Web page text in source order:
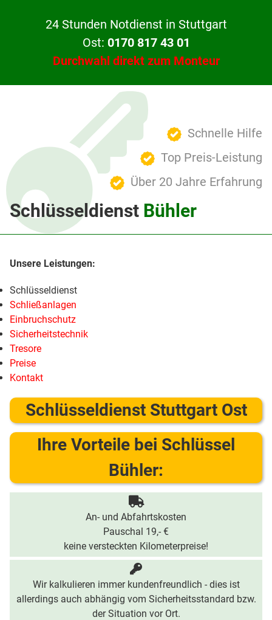
24 Stunden Notdienst in Stuttgart
Ost: 0170 817 43 01
Durchwahl direkt zum Monteur
Schnelle Hilfe
Top Preis-Leistung
Über 20 Jahre Erfahrung
Schlüsseldienst Bühler
Schlüsseldienst
Schließanlagen
Einbruchschutz
Sicherheitstechnik
Tresore
Preise
Kontakt
Schlüsseldienst Stuttgart Ost
Ihre Vorteile bei Schlüssel
Bühler:
An- und Abfahrtskosten
Pauschal 19,- €
keine versteckten Kilometerpreise!
Wir kalkulieren immer kundenfreundlich - dies ist
allerdings auch abhängig vom Sicherheitsstandard bzw.
der Situation vor Ort.